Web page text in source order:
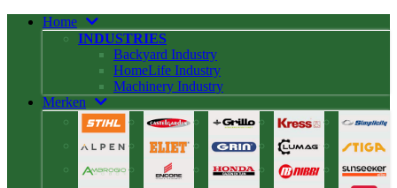
Home
INDUSTRIES
Backyard Industry
HomeLife Industry
Machinery Industry
Merken